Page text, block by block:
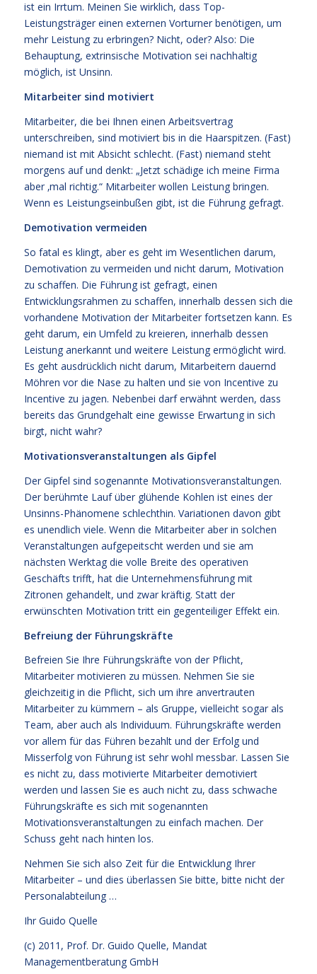
ist ein Irrtum. Meinen Sie wirklich, dass Top-
Leistungsträger einen externen Vorturner benötigen, um
mehr Leistung zu erbringen? Nicht, oder? Also: Die
Behauptung, extrinsische Motivation sei nachhaltig
möglich, ist Unsinn.
Mitarbeiter sind motiviert
Mitarbeiter, die bei Ihnen einen Arbeitsvertrag
unterschreiben, sind motiviert bis in die Haarspitzen. (Fast)
niemand ist mit Absicht schlecht. (Fast) niemand steht
morgens auf und denkt: „Jetzt schädige ich meine Firma
aber ‚mal richtig.“ Mitarbeiter wollen Leistung bringen.
Wenn es Leistungseinbußen gibt, ist die Führung gefragt.
Demotivation vermeiden
So fatal es klingt, aber es geht im Wesentlichen darum,
Demotivation zu vermeiden und nicht darum, Motivation
zu schaffen. Die Führung ist gefragt, einen
Entwicklungsrahmen zu schaffen, innerhalb dessen sich die
vorhandene Motivation der Mitarbeiter fortsetzen kann. Es
geht darum, ein Umfeld zu kreieren, innerhalb dessen
Leistung anerkannt und weitere Leistung ermöglicht wird.
Es geht ausdrücklich nicht darum, Mitarbeitern dauernd
Möhren vor die Nase zu halten und sie von Incentive zu
Incentive zu jagen. Nebenbei darf erwähnt werden, dass
bereits das Grundgehalt eine gewisse Erwartung in sich
birgt, nicht wahr?
Motivationsveranstaltungen als Gipfel
Der Gipfel sind sogenannte Motivationsveranstaltungen.
Der berühmte Lauf über glühende Kohlen ist eines der
Unsinns-Phänomene schlechthin. Variationen davon gibt
es unendlich viele. Wenn die Mitarbeiter aber in solchen
Veranstaltungen aufgepeitscht werden und sie am
nächsten Werktag die volle Breite des operativen
Geschäfts trifft, hat die Unternehmensführung mit
Zitronen gehandelt, und zwar kräftig. Statt der
erwünschten Motivation tritt ein gegenteiliger Effekt ein.
Befreiung der Führungskräfte
Befreien Sie Ihre Führungskräfte von der Pflicht,
Mitarbeiter motivieren zu müssen. Nehmen Sie sie
gleichzeitig in die Pflicht, sich um ihre anvertrauten
Mitarbeiter zu kümmern – als Gruppe, vielleicht sogar als
Team, aber auch als Individuum. Führungskräfte werden
vor allem für das Führen bezahlt und der Erfolg und
Misserfolg von Führung ist sehr wohl messbar. Lassen Sie
es nicht zu, dass motivierte Mitarbeiter demotiviert
werden und lassen Sie es auch nicht zu, dass schwache
Führungskräfte es sich mit sogenannten
Motivationsveranstaltungen zu einfach machen. Der
Schuss geht nach hinten los.
Nehmen Sie sich also Zeit für die Entwicklung Ihrer
Mitarbeiter – und dies überlassen Sie bitte, bitte nicht der
Personalabteilung …
Ihr Guido Quelle
(c) 2011, Prof. Dr. Guido Quelle, Mandat
Managementberatung GmbH